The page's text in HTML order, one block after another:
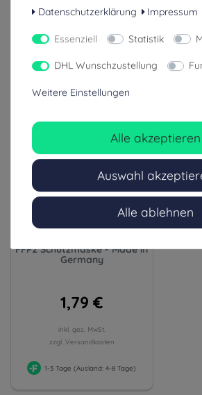
inkl. ges. MwSt.
FFP2 Schutzmaske - Made in
Germany
1,79 €
inkl. ges. MwSt.
zzgl. Versandkosten
1-3 Tage (Ausland: 4-8 Tage)
Datenschutzerklärung
Impressum
Essenziell Statistik
DHL Wunschzustellung
Weitere Einstellungen
Alle akzeptieren
Auswahl
Alle ablehnen